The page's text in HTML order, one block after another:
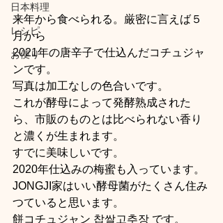
日本料理
レシピ
お便り
来年から食べられる。厳密に言えば５
月から
2021年の唐辛子で仕込んだコチュジャ
ンです。
写真は加工なしの色合いです。
これが酵母によって発酵熟成された
ら、市販のものとは比べられない香り
と濃くが生まれます。
すでに美味しいです。
2020年仕込みの梅蜜も入っています。
JONGJI家はいい酵母菌がたくさん住み
つていると思います。
餅コチュジャン 찹쌀고추장 です。